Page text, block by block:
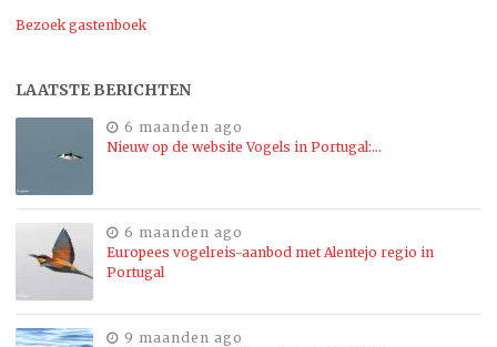
Bezoek gastenboek
LAATSTE BERICHTEN
6 maanden ago
Nieuw op de website Vogels in Portugal:…
6 maanden ago
Europees vogelreis-aanbod met Alentejo regio in
Portugal
9 maanden ago